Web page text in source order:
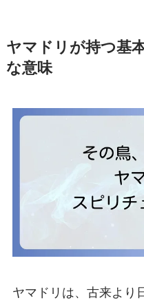
ヤマドリが持つ基
な意味
ヤマドリは、古来より